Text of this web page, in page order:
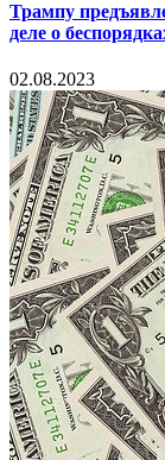
Трампу
деле о
02.08.2023